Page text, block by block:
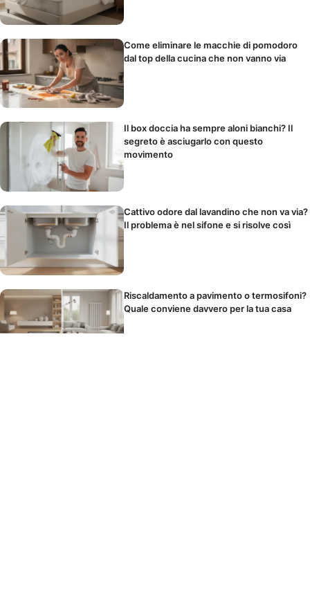
Come eliminare le macchie di pomodoro
dal top della cucina che non vanno via
Il box doccia ha sempre aloni bianchi? Il
segreto è asciugarlo con questo
movimento
Cattivo odore dal lavandino che non va via?
Il problema è nel sifone e si risolve così
Riscaldamento a pavimento o termosifoni?
Quale conviene davvero per la tua casa